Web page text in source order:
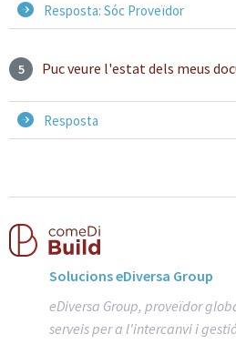
Resposta: Sóc Proveïdor
5 Puc veure l'estat dels meus
Resposta
Solucions eDiversa Group
eDiversa Group, proveïdor
serveis per a l'intercanvi i